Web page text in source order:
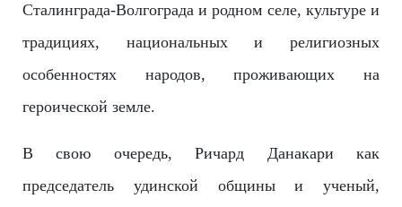
Сталинграда-Волгограда и родном селе, культуре и
традициях, национальных и религиозных
особенностях народов, проживающих на
героической земле.
В свою очередь, Ричард Данакари как
председатель удинской общины и ученый,